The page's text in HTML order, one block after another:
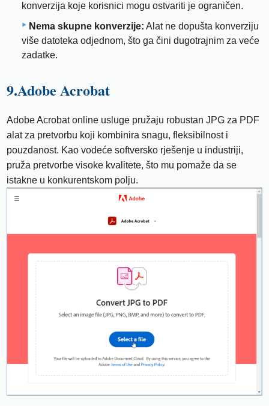
konverzija koje korisnici mogu ostvariti je ograničen.
Nema skupne konverzije: Alat ne dopušta konverziju
više datoteka odjednom, što ga čini dugotrajnim za veće
zadatke.
9.Adobe Acrobat
Adobe Acrobat online usluge pružaju robustan JPG za PDF
alat za pretvorbu koji kombinira snagu, fleksibilnost i
pouzdanost. Kao vodeće softversko rješenje u industriji,
pruža pretvorbe visoke kvalitete, što mu pomaže da se
istakne u konkurentskom polju.